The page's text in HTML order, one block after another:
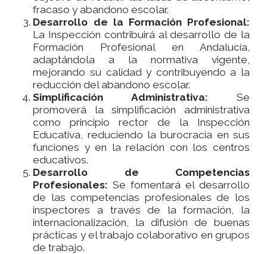
fracaso y abandono escolar.
Desarrollo de la Formación Profesional:
La Inspección contribuirá al desarrollo de la
Formación Profesional en Andalucía,
adaptándola a la normativa vigente,
mejorando su calidad y contribuyendo a la
reducción del abandono escolar.
Simplificación Administrativa: Se
promoverá la simplificación administrativa
como principio rector de la Inspección
Educativa, reduciendo la burocracia en sus
funciones y en la relación con los centros
educativos.
Desarrollo de Competencias
Profesionales: Se fomentará el desarrollo
de las competencias profesionales de los
inspectores a través de la formación, la
internacionalización, la difusión de buenas
prácticas y el trabajo colaborativo en grupos
de trabajo.